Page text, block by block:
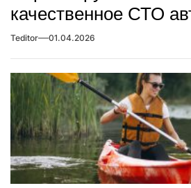
качественное СТО
Teditor 01.04.2026